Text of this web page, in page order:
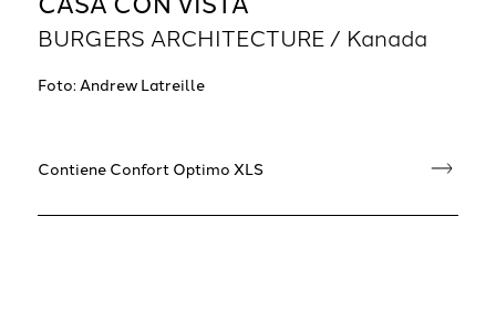
BURGERS ARCHITECTURE / Kanada
Foto: Andrew Latreille
Contiene Confort Optimo XLS